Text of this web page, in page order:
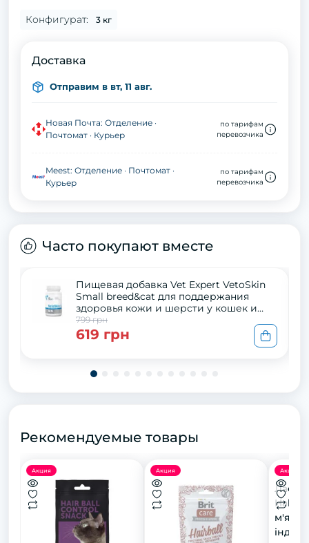
Конфигурат: 3 кг
Доставка
Отправим в вт, 11 авг.
Новая Почта: Отделение ·
Почтомат · Курьер
по тарифам
перевозчика
Meest: Отделение · Почтомат ·
Курьер
по тарифам
перевозчика
Часто покупают вместе
Пищевая добавка Vet Expert VetoSkin
Small breed&cat для поддержания
здоровья кожи и шерсти у кошек и
собак малых пород, 60 капс
799 грн
619 грн
Рекомендуемые товары
Акция Акция Акция